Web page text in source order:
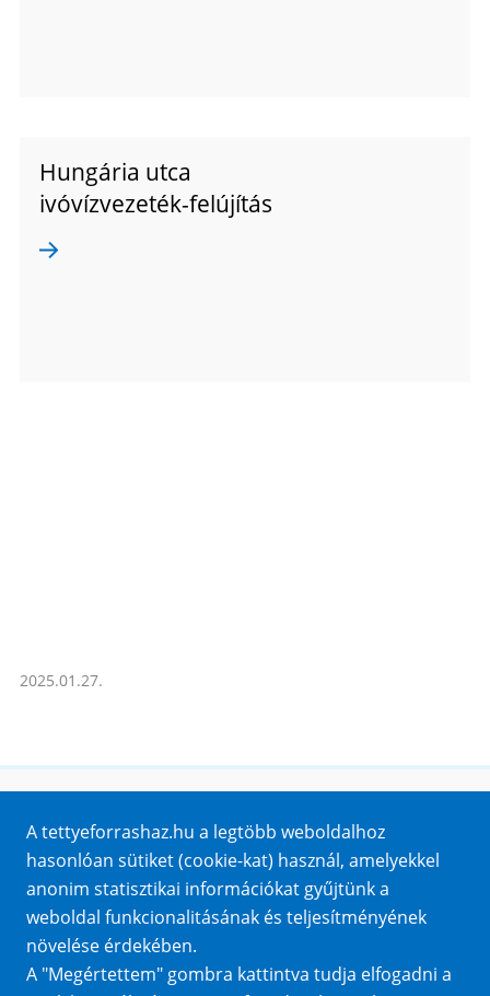
Hungária utca
ivóvízvezeték-felújítás
2025.01.27.
Impresszum
Sütik
Adatvédelem
Közérdekű adatok
A tettyeforrashaz.hu a legtöbb weboldalhoz
hasonlóan sütiket (cookie-kat) használ, amelyekkel
anonim statisztikai információkat gyűjtünk a
weboldal funkcionalitásának és teljesítményének
növelése érdekében.
A "Megértettem" gombra kattintva tudja elfogadni a